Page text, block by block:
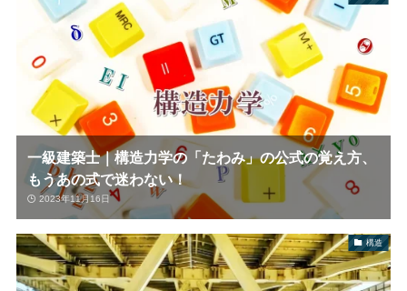
一級建築士｜構造力学の「たわみ」の公式の覚え方、
もうあの式で迷わない！
2023年11月16日
構造